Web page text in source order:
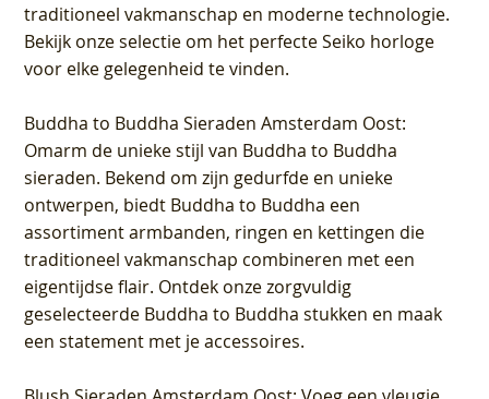
traditioneel vakmanschap en moderne technologie.
Bekijk onze selectie om het perfecte Seiko horloge
voor elke gelegenheid te vinden.
Buddha to Buddha Sieraden Amsterdam Oost:
Omarm de unieke stijl van Buddha to Buddha
sieraden. Bekend om zijn gedurfde en unieke
ontwerpen, biedt Buddha to Buddha een
assortiment armbanden, ringen en kettingen die
traditioneel vakmanschap combineren met een
eigentijdse flair. Ontdek onze zorgvuldig
geselecteerde Buddha to Buddha stukken en maak
een statement met je accessoires.